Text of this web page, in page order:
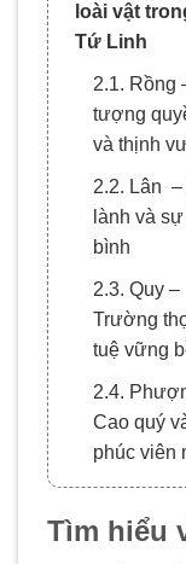
loài vật
Tứ Linh
2.1. Rồng
tượng
và thịnh
2.2. Lân
lành và
bình
2.3. Quy –
Trường
tuệ vững
2.4.
Cao quý
phúc viên
3. Giá trị và
phong thủy
Tìm hiểu